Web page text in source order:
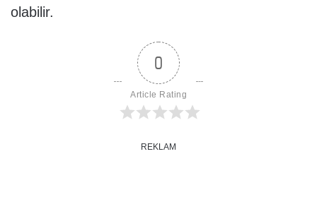
olabilir.
0
Article Rating
REKLAM